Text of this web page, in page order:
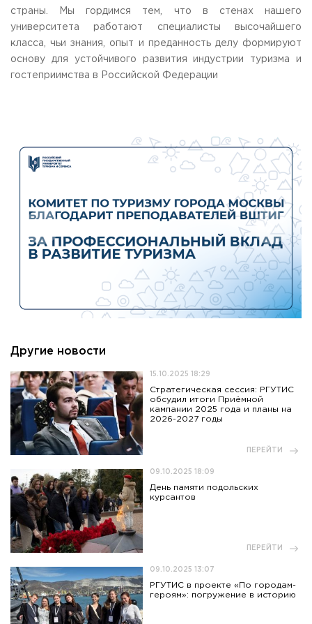
страны. Мы гордимся тем, что в стенах нашего
университета работают специалисты высочайшего
класса, чьи знания, опыт и преданность делу формируют
основу для устойчивого развития индустрии туризма и
гостеприимства в Российской Федерации
Другие новости
15.10.2025 18:29
Стратегическая сессия: РГУТИС
обсудил итоги Приёмной
кампании 2025 года и планы на
2026-2027 годы
ПЕРЕЙТИ
09.10.2025 18:09
День памяти подольских
курсантов
ПЕРЕЙТИ
09.10.2025 13:07
РГУТИС в проекте «По городам-
героям»: погружение в историю